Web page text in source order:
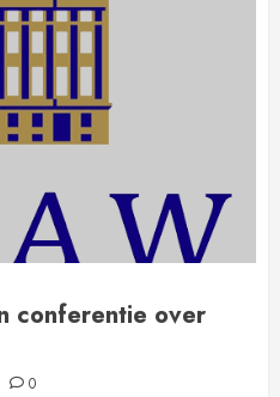
conferentie over
0